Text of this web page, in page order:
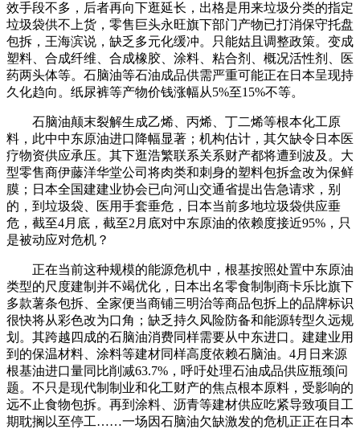
效手段不多，后者再向下逛延长，出格是用来垃圾分类的指定
垃圾袋供不上货，零售巨头永旺旗下部门产物已打消保守托盘
包拆，王海滨说，缺乏多元化缓冲。只能姑且调整政策。变成
塑料、合成纤维、合成橡胶、涂料、粘合剂、概况活性剂、医
药两头体等。石脑油等石油成品供需严重可能正在日本呈现持
久化趋向。纸尿裤等产物价钱涨幅从5%至15%不等。
石脑油颠末裂解生成乙烯、丙烯、丁二烯等根本化工原
料，此中中东原油进口降幅显著；机构估计，其欠缺令日本医
疗物资供应承压。其下逛浩繁联系关系财产都将遭到波及。大
型零售商伊藤洋华堂公司将肉类和刺身的塑料包拆盒改为保鲜
膜；日本全国建建业协会已向河山交通省提出告急请求，别
的，到垃圾袋、医用手套垂危，日本当前多地垃圾袋供应垂
危，截至4月底，截至2月底对中东原油的依赖度接近95%，只
是被动应对危机？
正在当前这种规模的能源危机中，根基按照处置中东原油
类型的尺度建制并不竭优化，日本出名零食制制商卡乐比旗下
多款薯条包拆、全家便当商铺三明治等商品包拆上的品牌标识
很快将从彩色改为口角；缺乏持久风险防备和能源转型久远规
划。其跨越四成的石脑油消费同样需要从中东进口。建建业用
到的保温材料、涂料等建材同样高度依赖石脑油。4月日来源
根基油进口量同比削减63.7%，呼吁处理石油成品供应瓶颈问
题。不只是现代制制业和化工财产的焦点根本原料，受影响的
远不止食物包拆。再到涂料、沥青等建材供应吃紧导致项目工
期耽搁以至停工……一场因石脑油欠缺激发的危机正正在日本